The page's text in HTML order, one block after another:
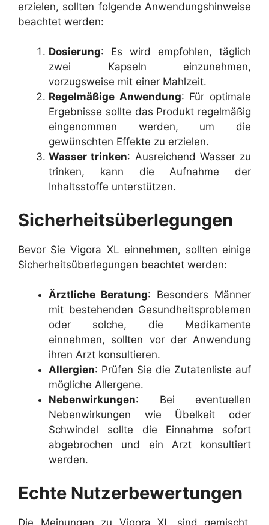
erzielen, sollten folgende Anwendungshinweise
beachtet werden:
Dosierung: Es wird empfohlen, täglich
zwei Kapseln einzunehmen,
vorzugsweise mit einer Mahlzeit.
Regelmäßige Anwendung: Für optimale
Ergebnisse sollte das Produkt regelmäßig
eingenommen werden, um die
gewünschten Effekte zu erzielen.
Wasser trinken: Ausreichend Wasser zu
trinken, kann die Aufnahme der
Inhaltsstoffe unterstützen.
Sicherheitsüberlegungen
Bevor Sie Vigora XL einnehmen, sollten einige
Sicherheitsüberlegungen beachtet werden:
Ärztliche Beratung: Besonders Männer
mit bestehenden Gesundheitsproblemen
oder solche, die Medikamente
einnehmen, sollten vor der Anwendung
ihren Arzt konsultieren.
Allergien: Prüfen Sie die Zutatenliste auf
mögliche Allergene.
Nebenwirkungen: Bei eventuellen
Nebenwirkungen wie Übelkeit oder
Schwindel sollte die Einnahme sofort
abgebrochen und ein Arzt konsultiert
werden.
Echte Nutzerbewertungen
Die Meinungen zu Vigora XL sind gemischt,